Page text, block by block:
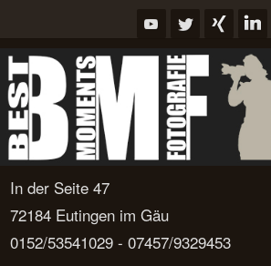
springen
In der Seite 47
72184 Eutingen im Gäu
0152/53541029 - 07457/9329453